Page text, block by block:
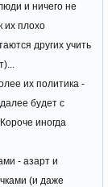
и ничего не
их плохо
других учить
их политика -
будет с
иногда
- азарт и
(и даже